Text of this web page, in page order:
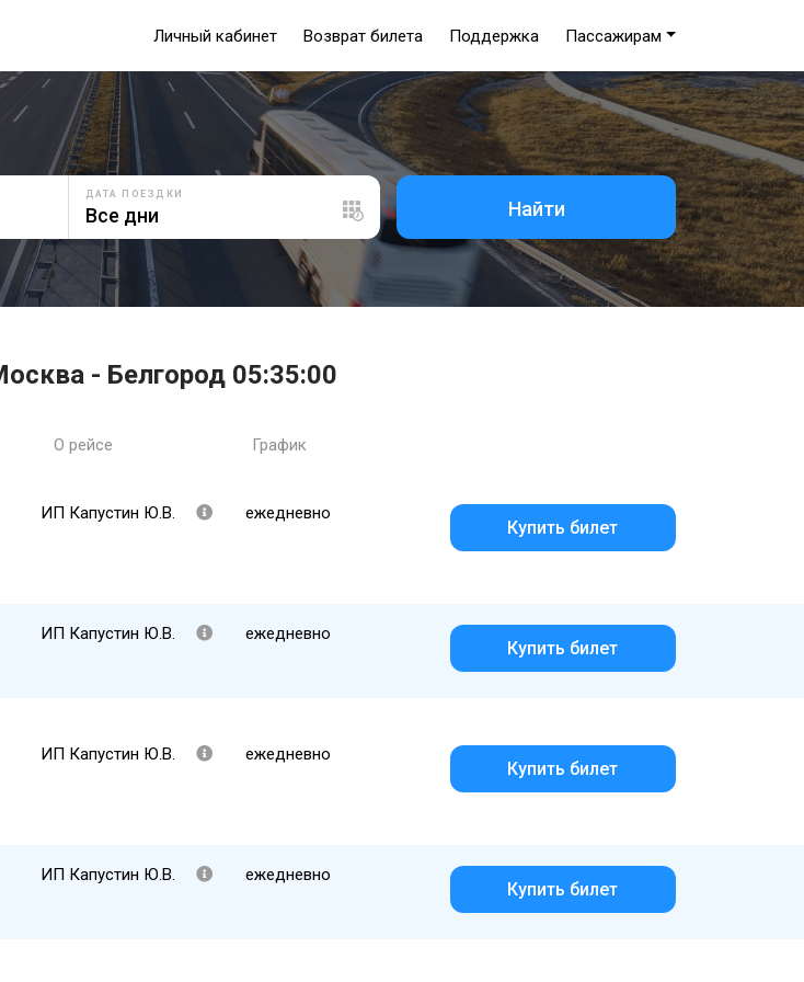
Личный кабинет Возврат билета Поддержка Пассажирам
ДАТА ПОЕЗДКИ
Найти
- Белгород 05:35:00
О рейсе График
ИП Капустин Ю.В. ежедневно
Купить билет
ИП Капустин Ю.В. ежедневно
Купить билет
ИП Капустин Ю.В. ежедневно
Купить билет
ИП Капустин Ю.В. ежедневно
Купить билет